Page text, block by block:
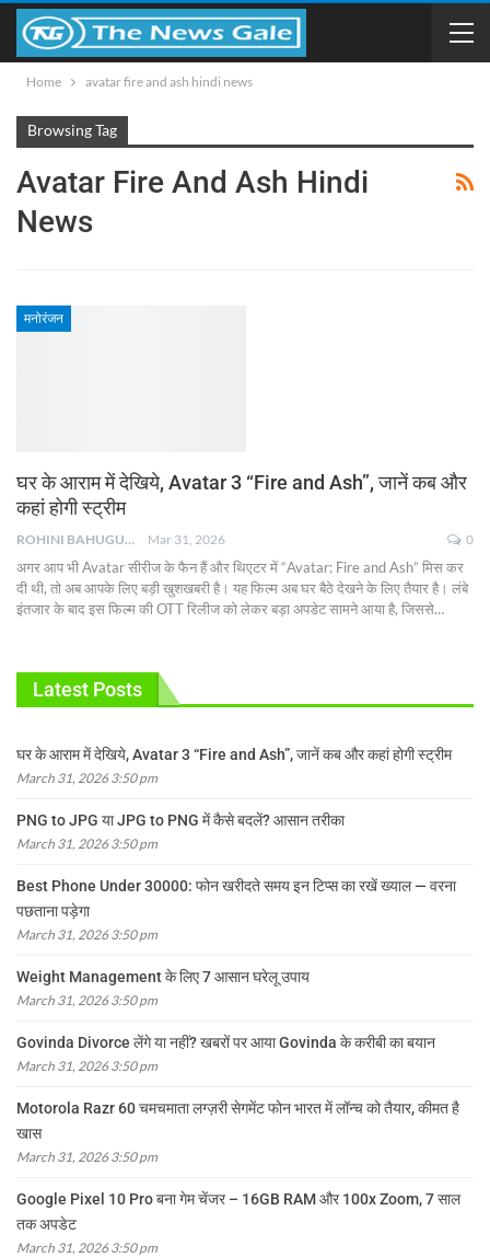
Home avatar fire and ash hindi news
Browsing Tag
Avatar Fire And Ash Hindi
News
मनोरंजन
घर के आराम में देखिये, Avatar 3 “Fire and Ash”, जानें कब और
कहां होगी स्ट्रीम
ROHINI BAHUGUNA Mar 31, 2026 0
अगर आप भी Avatar सीरीज के फैन हैं और थिएटर में “Avatar: Fire and Ash” मिस कर
दी थी, तो अब आपके लिए बड़ी खुशखबरी है। यह फिल्म अब घर बैठे देखने के लिए तैयार है। लंबे
इंतजार के बाद इस फिल्म की OTT रिलीज को लेकर बड़ा अपडेट सामने आया है, जिससे…
Latest Posts
घर के आराम में देखिये, Avatar 3 “Fire and Ash”, जानें कब और कहां होगी स्ट्रीम
March 31, 2026 3:50 pm
PNG to JPG या JPG to PNG में कैसे बदलें? आसान तरीका
March 31, 2026 3:50 pm
Best Phone Under 30000: फोन खरीदते समय इन टिप्स का रखें ख्याल — वरना
पछताना पड़ेगा
March 31, 2026 3:50 pm
Weight Management के लिए 7 आसान घरेलू उपाय
March 31, 2026 3:50 pm
Govinda Divorce लेंगे या नहीं? खबरों पर आया Govinda के करीबी का बयान
March 31, 2026 3:50 pm
Motorola Razr 60 चमचमाता लग्ज़री सेगमेंट फोन भारत में लॉन्च को तैयार, कीमत है
खास
March 31, 2026 3:50 pm
Google Pixel 10 Pro बना गेम चेंजर – 16GB RAM और 100x Zoom, 7 साल
तक अपडेट
March 31, 2026 3:50 pm